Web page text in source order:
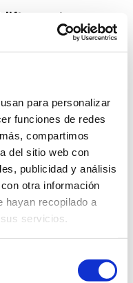
para personalizar
funciones de redes
compartimos
del sitio web con
publicidad y análisis
otra información
hayan recopilado a
servicios.
lift-expert
lift-expert